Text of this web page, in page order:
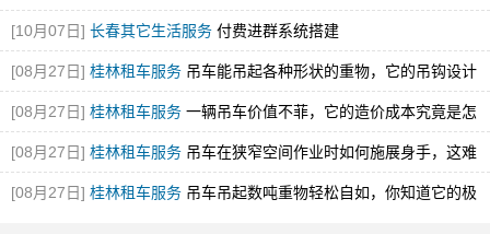
解锁道地天麻的形态密码[图]
[10月07日] 长春其它生活服务 付费进群系统搭建
[08月27日] 桂林租车服务 吊车能吊起各种形状的重物，它的吊钩设计
有什么神秘之处？[图]
[08月27日] 桂林租车服务 一辆吊车价值不菲，它的造价成本究竟是怎
么计算的呢？
[08月27日] 桂林租车服务 吊车在狭窄空间作业时如何施展身手，这难
道不值得探究吗？
[08月27日] 桂林租车服务 吊车吊起数吨重物轻松自如，你知道它的极